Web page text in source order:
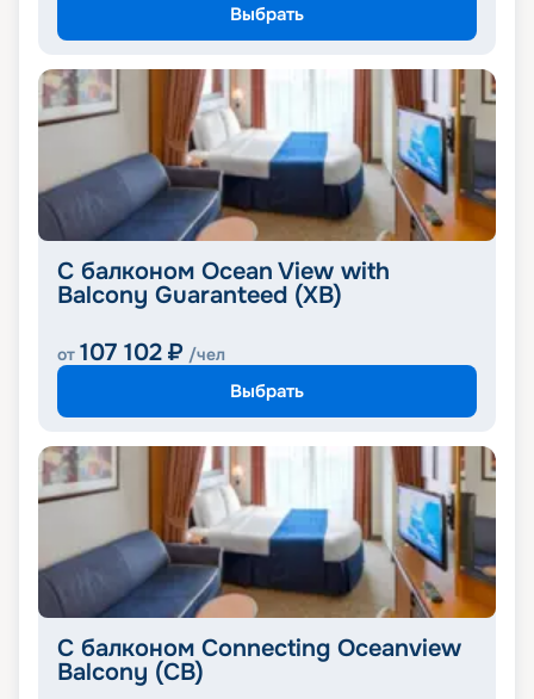
Выбрать
С балконом Ocean View with
Balcony Guaranteed (XB)
от 107 102 ₽ /чел
Выбрать
С балконом Connecting Oceanview
Balcony (CB)